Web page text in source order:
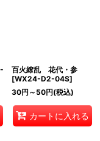
百火繚乱 花代・参
[WX24-D2-04S]
30円 ～50円(税込)
カートに入れる